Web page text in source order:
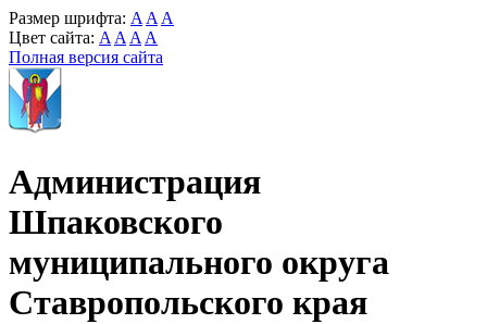
Размер шрифта: A A A
Цвет сайта: A A A A
Полная версия сайта
Администрация
Шпаковского
муниципального округа
Ставропольского края